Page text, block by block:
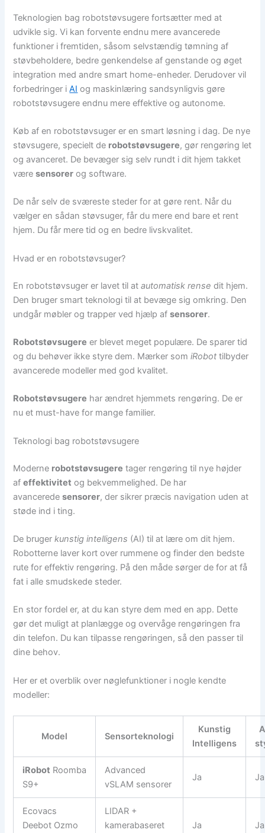
Teknologien bag robotstøvsugere fortsætter med at
udvikle sig. Vi kan forvente endnu mere avancerede
funktioner i fremtiden, såsom selvstændig tømning af
støvbeholdere, bedre genkendelse af genstande og øget
integration med andre smart home-enheder. Derudover vil
forbedringer iAI og maskinlæring sandsynligvis gøre
robotstøvsugere endnu mere effektive og autonome.
Køb af en robotstøvsuger er en smart løsning i dag. De nye
støvsugere, specielt de robotstøvsugere, gør rengøring let
og avanceret. De bevæger sig selv rundt i dit hjem takket
væresensorer og software.
De når selv de sværeste steder for at gøre rent. Når du
vælger en sådan støvsuger, får du mere end bare et rent
hjem. Du får mere tid og en bedre livskvalitet.
Hvad er en robotstøvsuger?
En robotstøvsuger er lavet til atautomatisk rense dit hjem.
Den bruger smart teknologi til at bevæge sig omkring. Den
undgår møbler og trapper ved hjælp afsensorer.
Robotstøvsugere er blevet meget populære. De sparer tid
og du behøver ikke styre dem. Mærker somiRobot tilbyder
avancerede modeller med god kvalitet.
Robotstøvsugere har ændret hjemmets rengøring. De er
nu et must-have for mange familier.
Teknologi bag robotstøvsugere
Moderne robotstøvsugere tager rengøring til nye højder
afeffektivitet og bekvemmelighed. De har
avanceredesensorer, der sikrer præcis navigation uden at
støde ind i ting.
De brugerkunstig intelligens (AI) til at lære om dit hjem.
Robotterne laver kort over rummene og finder den bedste
rute for effektiv rengøring. På den måde sørger de for at få
fat i alle smudskede steder.
En stor fordel er, at du kan styre dem med en app. Dette
gør det muligt at planlægge og overvåge rengøringen fra
din telefon. Du kan tilpasse rengøringen, så den passer til
dine behov.
Her er et overblik over nøglefunktioner i nogle kendte
modeller:
Model Sensorteknologi
Kunstig
Intelligens
iRobot Roomba
S9+
Advanced
vSLAM sensorer
Ja Ja
Ecovacs
Deebot Ozmo
LIDAR +
kamerabaseret
Ja Ja